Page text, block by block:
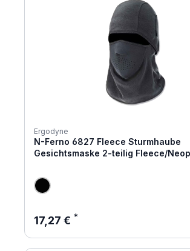
Ergodyne
N-Ferno 6827 Fleece Sturmhaube
Gesichtsmaske 2-teilig Fleece/
Regulärer Preis:
17,27 €